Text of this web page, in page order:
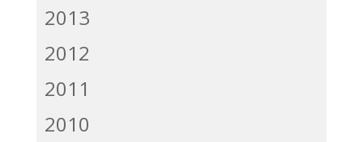
2013
2012
2011
2010